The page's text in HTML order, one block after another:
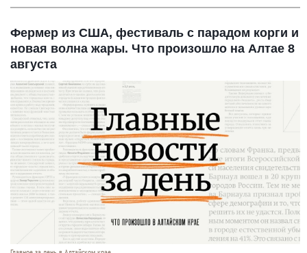
Фермер из США, фестиваль с парадом корги и
новая волна жары. Что произошло на Алтае 8
августа